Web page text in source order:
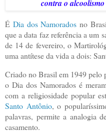
contra o
É Dia dos Namorados no
que a data faz referência a um
de 14 de fevereiro, o
uma antítese da vida a dois:
Criado no Brasil em 1949 pelo
o Dia dos Namorados é
com a religiosidade popular
Santo Antônio, o
palavras, permite a analogia
casamento.